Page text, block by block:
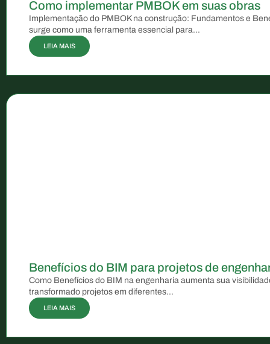
Como implementar PMBOK em suas obras
Implementação do PMBOK na construção: Fundamentos e
surge como uma ferramenta essencial para...
LEIA MAIS
Benefícios do BIM para projetos de
Como Benefícios do BIM na engenharia aumenta sua
transformado projetos em diferentes...
LEIA MAIS